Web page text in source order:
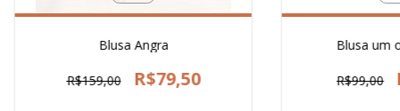
Blusa Angra
R$159,00 R$79,50
Blusa um
R$99,00